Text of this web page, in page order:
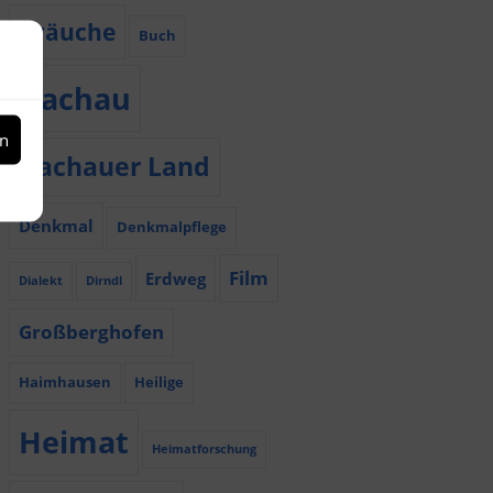
Bräuche Buch
Dachau
Dachauer Land
Denkmal Denkmalpflege
Dialekt Dirndl Erdweg Film
Großberghofen
Haimhausen Heilige
Heimat Heimatforschung